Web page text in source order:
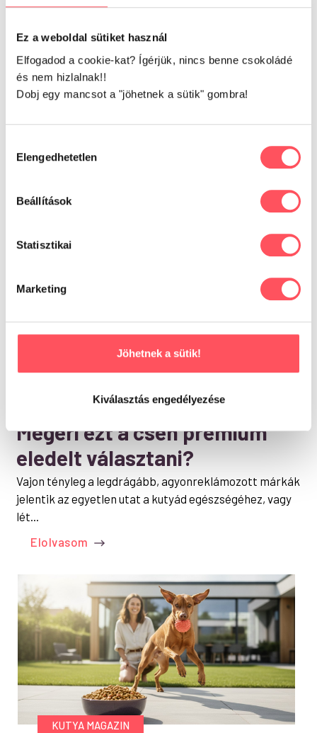
Ez a weboldal sütiket használ
Elfogadod a cookie-kat? Ígérjük, nincs benne csokoládé
és nem hizlalnak!!
Dobj egy mancsot a "jöhetnek a sütik" gombra!
kiválasztása
Elengedhetetlen
Beállítások
Statisztikai
Marketing
Jöhetnek a sütik!
Kiválasztás engedélyezése
Petguru Magazin
Hasznos és érdekes témák,
KUTYA MAGAZIN
Delikan kutyatáp vélemények:
Megéri ezt a cseh prémium
eledelt választani?
Vajon tényleg a legdrágább, agyonreklámozott márkák
jelentik az egyetlen utat a kutyád egészségéhez, vagy
lét...
Elolvasom
KUTYA MAGAZIN